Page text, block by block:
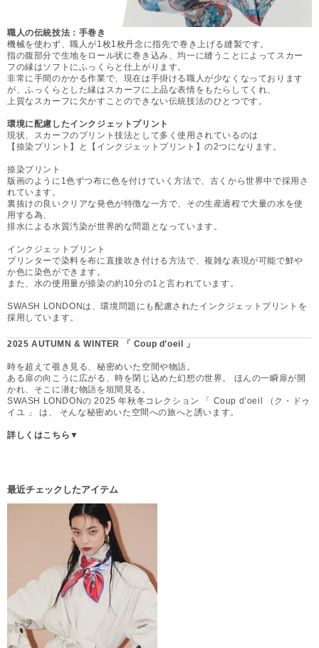
職人の伝統技法：手巻き
機械を使わず、職人が1枚1枚丹念に指先で巻き上げる縫製です。
指の腹部分で生地をロール状に巻き込み、均一に縫うことによってスカー
フの縁はソフトにふっくらと仕上がります。
非常に手間のかかる作業で、現在は手掛ける職人が少なくなっております
が、ふっくらとした縁はスカーフに上品な表情をもたらしてくれ、
上質なスカーフに欠かすことのできない伝統技法のひとつです。
環境に配慮したインクジェットプリント
現状、スカーフのプリント技法として多く使用されているのは
【捺染プリント】と【インクジェットプリント】の2つになります。
捺染プリント
版画のように1色ずつ布に色を付けていく方法で、古くから世界中で採用さ
れています。
裏抜けの良いクリアな発色が特徴な一方で、その生産過程で大量の水を使
用する為、
排水による水質汚染が世界的な問題となっています。
インクジェットプリント
プリンターで染料を布に直接吹き付ける方法で、複雑な表現が可能で鮮や
か色に染色ができます。
また、水の使用量が捺染の約10分の1と言われています。
SWASH LONDONは、環境問題にも配慮されたインクジェットプリントを
採用しています。
2025 AUTUMN & WINTER 「 Coup d’oeil 」
時を超えて覗き見る、秘密めいた空間や物語。
ある扉の向こうに広がる、時を閉じ込めた幻想の世界。 ほんの一瞬扉が開
かれ、そこに潜む物語を垣間見る。
SWASH LONDONの 2025 年秋冬コレクション 「 Coup d’oeil （ク・ドゥ
イユ 」 は、 そんな秘密めいた空間への旅へと誘います。
詳しくはこちら▼
最近チェックしたアイテム